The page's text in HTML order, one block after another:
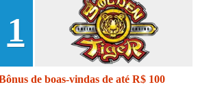
1
de boas-vindas de até R$ 100